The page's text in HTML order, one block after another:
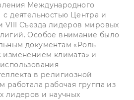
Международного
деятельностью Центра и
VIII Съезда лидеров мировых
Особое внимание было
документам «Роль
климата» и
в религиозной
работала рабочая группа из
лидеров и научных